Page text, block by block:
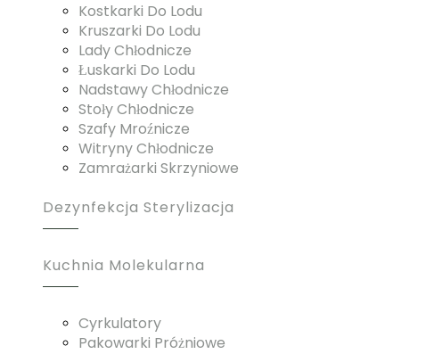
Kostkarki Do Lodu
Kruszarki Do Lodu
Lady Chłodnicze
Łuskarki Do Lodu
Nadstawy Chłodnicze
Stoły Chłodnicze
Szafy Mroźnicze
Witryny Chłodnicze
Zamrażarki Skrzyniowe
Dezynfekcja Sterylizacja
Kuchnia Molekularna
Cyrkulatory
Pakowarki Próżniowe